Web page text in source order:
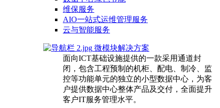
维保服务
AIO一站式运维管理服务
云与智能服务
微模块解决方案
面向ICT基础设施提供的一款采用通道封
闭，包含工程预制的机柜、配电、制冷、监
控等功能单元的独立的小型数据中心，为客
户提供数据中心整体产品及交付，全面提升
客户IT服务管理水平。